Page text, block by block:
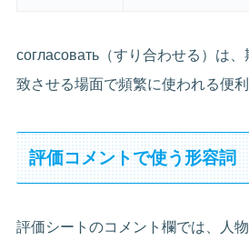
согласовать（すり合わせる）は
致させる場面で頻繁に使われる便利
評価コメントで使う形容詞
評価シートのコメント欄では、人